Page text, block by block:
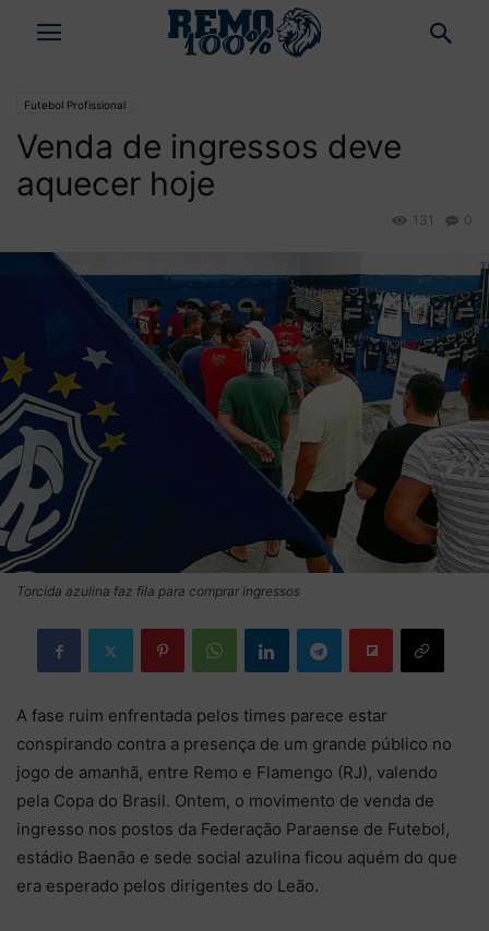
Futebol Profissional
Venda de ingressos deve
aquecer hoje
0
131
Torcida azulina faz fila para comprar ingressos
A fase ruim enfrentada pelos times parece estar
conspirando contra a presença de um grande público no
jogo de amanhã, entre Remo e Flamengo (RJ), valendo
pela Copa do Brasil. Ontem, o movimento de venda de
ingresso nos postos da Federação Paraense de Futebol,
estádio Baenão e sede social azulina ficou aquém do que
era esperado pelos dirigentes do Leão.